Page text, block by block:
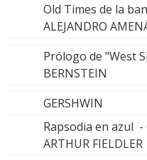
Old Times de la
ALEJANDRO
Prólogo de "West
BERNSTEIN
GERSHWIN
Rapsodia en azul -
ARTHUR FIELDLER